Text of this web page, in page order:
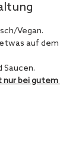
Vegan.
auf dem
Saucen.
nur bei gutem